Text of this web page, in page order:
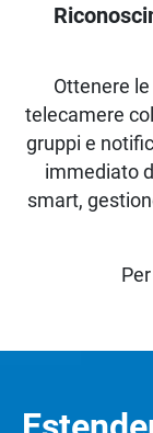
Ottenere
telecamere
gruppi e
immediato
smart,